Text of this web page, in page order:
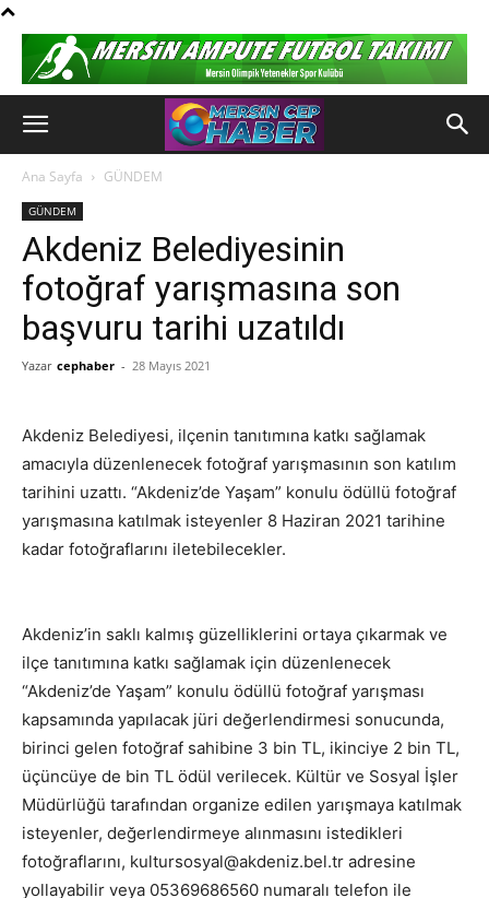
Ana Sayfa GÜNDEM
GÜNDEM
Akdeniz Belediyesinin
fotoğraf yarışmasına son
başvuru tarihi uzatıldı
Yazar cephaber - 28 Mayıs 2021
Akdeniz Belediyesi, ilçenin tanıtımına katkı sağlamak
amacıyla düzenlenecek fotoğraf yarışmasının son katılım
tarihini uzattı. “Akdeniz’de Yaşam” konulu ödüllü fotoğraf
yarışmasına katılmak isteyenler 8 Haziran 2021 tarihine
kadar fotoğraflarını iletebilecekler.
Akdeniz’in saklı kalmış güzelliklerini ortaya çıkarmak ve
ilçe tanıtımına katkı sağlamak için düzenlenecek
“Akdeniz’de Yaşam” konulu ödüllü fotoğraf yarışması
kapsamında yapılacak jüri değerlendirmesi sonucunda,
birinci gelen fotoğraf sahibine 3 bin TL, ikinciye 2 bin TL,
üçüncüye de bin TL ödül verilecek. Kültür ve Sosyal İşler
Müdürlüğü tarafından organize edilen yarışmaya katılmak
isteyenler, değerlendirmeye alınmasını istedikleri
fotoğraflarını, kultursosyal@akdeniz.bel.tr adresine
yollayabilir veya 05369686560 numaralı telefon ile